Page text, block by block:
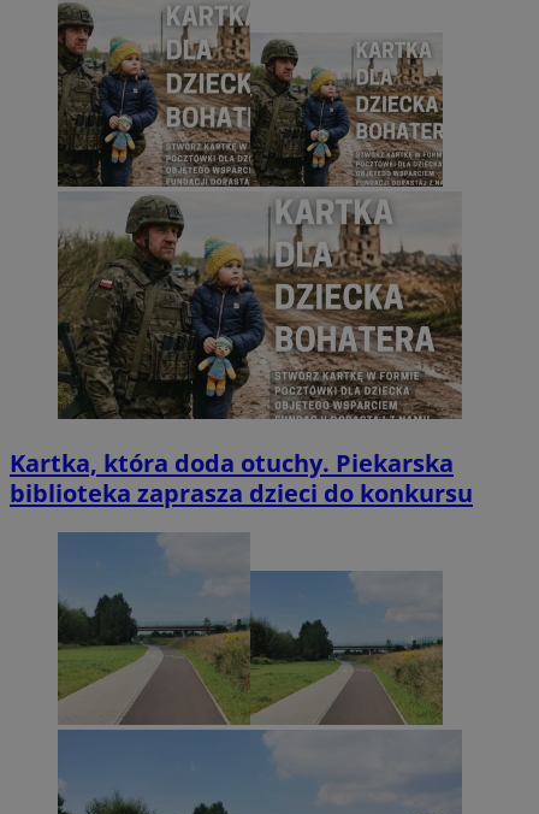
Kartka, która doda otuchy. Piekarska
biblioteka zaprasza dzieci do konkursu